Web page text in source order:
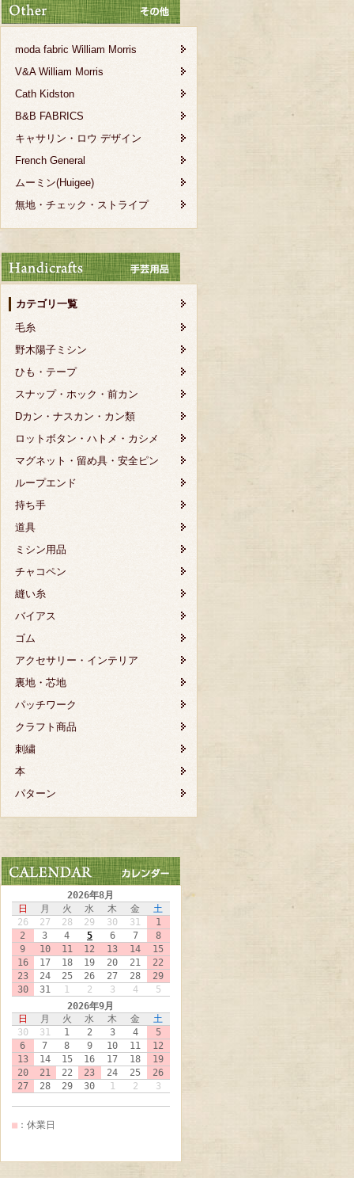
moda fabric William Morris
V&A William Morris
Cath Kidston
B&B FABRICS
キャサリン・ロウ デザイン
French General
ムーミン(Huigee)
無地・チェック・ストライプ
カテゴリ一覧
毛糸
野木陽子ミシン
ひも・テープ
スナップ・ホック・前カン
Dカン・ナスカン・カン類
ロットボタン・ハトメ・カシメ
マグネット・留め具・安全ピン
ループエンド
持ち手
道具
ミシン用品
チャコペン
縫い糸
バイアス
ゴム
アクセサリー・インテリア
裏地・芯地
パッチワーク
クラフト商品
刺繍
本
パターン